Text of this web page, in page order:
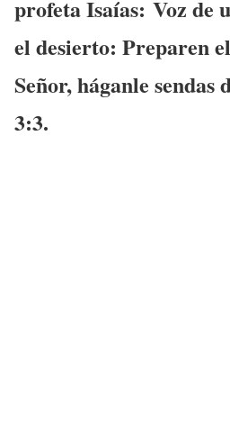
profeta Isaías: Voz de
el desierto: Preparen
Señor, háganle sendas
3:3.